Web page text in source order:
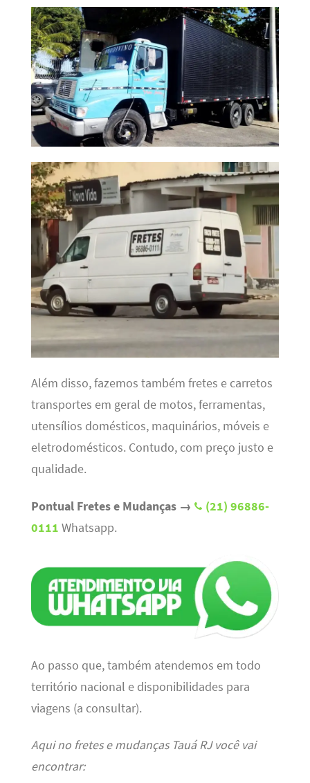
Além disso, fazemos também fretes e carretos
transportes em geral de motos, ferramentas,
utensílios domésticos, maquinários, móveis e
eletrodomésticos. Contudo, com preço justo e
qualidade.
Pontual Fretes e Mudanças →
(21) 96886-
0111 Whatsapp.
Ao passo que, também atendemos em todo
território nacional e disponibilidades para
viagens (a consultar).
Aqui no fretes e mudanças Tauá RJ você vai
encontrar: